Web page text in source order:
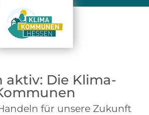
aktiv: Die Klima-
für unsere Zukunft